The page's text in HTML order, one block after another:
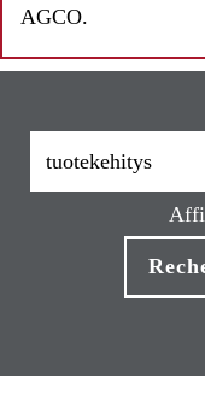
AGCO.